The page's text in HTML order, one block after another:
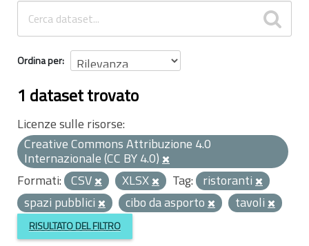
INFORMAZIONI
Ordina per
1 dataset trovato
Licenze sulle risorse:
Creative Commons Attribuzione 4.0
Internazionale (CC BY 4.0)
Formati: CSV XLSX Tag: ristoranti
spazi pubblici
cibo da asporto tavoli
RISULTATO DEL FILTRO